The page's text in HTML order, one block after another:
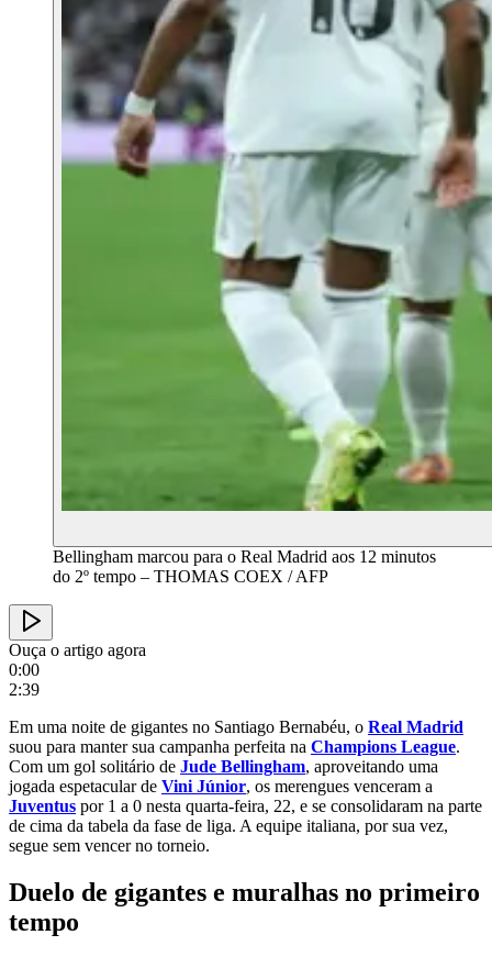
Bellingham marcou para o Real Madrid aos 12 minutos
do 2º tempo – THOMAS COEX / AFP
Ouça o artigo agora
0:00
2:39
Em uma noite de gigantes no Santiago Bernabéu, o Real Madrid
suou para manter sua campanha perfeita na Champions League.
Com um gol solitário de Jude Bellingham, aproveitando uma
jogada espetacular de Vini Júnior, os merengues venceram a
Juventus por 1 a 0 nesta quarta-feira, 22, e se consolidaram na parte
de cima da tabela da fase de liga. A equipe italiana, por sua vez,
segue sem vencer no torneio.
Duelo de gigantes e muralhas no primeiro
tempo